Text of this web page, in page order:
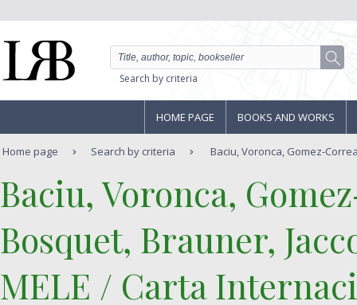
Search by criteria
HOME PAGE BOOKS AND WORKS
Home page Search by criteria Baciu, Voronca, Gomez-
‎Baciu, Voronca,
Bosquet, Brauner,
‎MELE / Carta